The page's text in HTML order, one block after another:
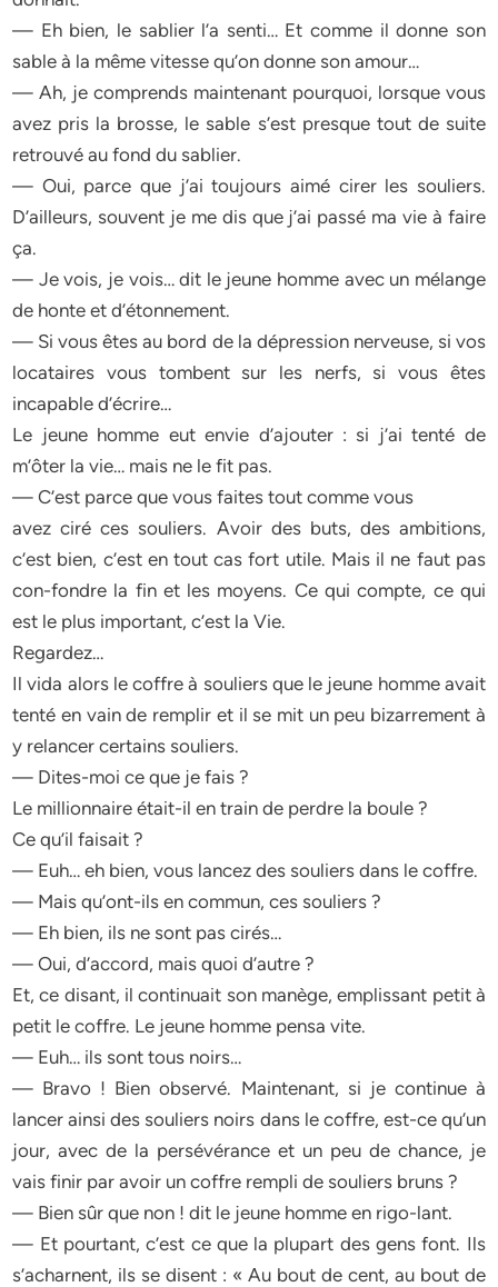
— Eh bien, le sablier l’a senti… Et comme il donne son
sable à la même vitesse qu’on donne son amour…
— Ah, je comprends maintenant pourquoi, lorsque vous
avez pris la brosse, le sable s’est presque tout de suite
retrouvé au fond du sablier.
— Oui, parce que j’ai toujours aimé cirer les souliers.
D’ailleurs, souvent je me dis que j’ai passé ma vie à faire
ça.
— Je vois, je vois… dit le jeune homme avec un mélange
de honte et d’étonnement.
— Si vous êtes au bord de la dépression nerveuse, si vos
locataires vous tombent sur les nerfs, si vous êtes
incapable d’écrire…
Le jeune homme eut envie d’ajouter : si j’ai tenté de
m’ôter la vie… mais ne le fit pas.
— C’est parce que vous faites tout comme vous
avez ciré ces souliers. Avoir des buts, des ambitions,
c’est bien, c’est en tout cas fort utile. Mais il ne faut pas
con-fondre la fin et les moyens. Ce qui compte, ce qui
est le plus important, c’est la Vie.
Regardez…
Il vida alors le coffre à souliers que le jeune homme avait
tenté en vain de remplir et il se mit un peu bizarrement à
y relancer certains souliers.
— Dites-moi ce que je fais ?
Le millionnaire était-il en train de perdre la boule ?
Ce qu’il faisait ?
— Euh… eh bien, vous lancez des souliers dans le coffre.
— Mais qu’ont-ils en commun, ces souliers ?
— Eh bien, ils ne sont pas cirés…
— Oui, d’accord, mais quoi d’autre ?
Et, ce disant, il continuait son manège, emplissant petit à
petit le coffre. Le jeune homme pensa vite.
— Euh… ils sont tous noirs…
— Bravo ! Bien observé. Maintenant, si je continue à
lancer ainsi des souliers noirs dans le coffre, est-ce qu’un
jour, avec de la persévérance et un peu de chance, je
vais finir par avoir un coffre rempli de souliers bruns ?
— Bien sûr que non ! dit le jeune homme en rigo-lant.
— Et pourtant, c’est ce que la plupart des gens font. Ils
s’acharnent, ils se disent : « Au bout de cent, au bout de